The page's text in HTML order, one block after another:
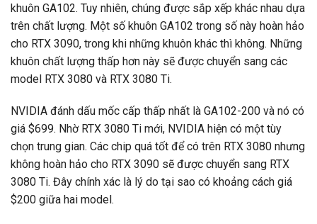
khuôn GA102. Tuy nhiên, chúng được sắp xếp khác nhau dựa
trên chất lượng. Một số khuôn GA102 trong số này hoàn hảo
cho RTX 3090, trong khi những khuôn khác thì không. Những
khuôn chất lượng thấp hơn này sẽ được chuyển sang các
model RTX 3080 và RTX 3080 Ti.
NVIDIA đánh dấu mốc cấp thấp nhất là GA102-200 và nó có
giá $699. Nhờ RTX 3080 Ti mới, NVIDIA hiện có một tùy
chọn trung gian. Các chip quá tốt để có trên RTX 3080 nhưng
không hoàn hảo cho RTX 3090 sẽ được chuyển sang RTX
3080 Ti. Đây chính xác là lý do tại sao có khoảng cách giá
$200 giữa hai model.